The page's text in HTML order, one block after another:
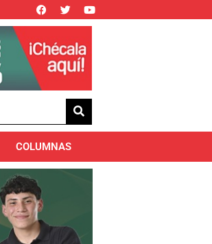
COLUMNAS